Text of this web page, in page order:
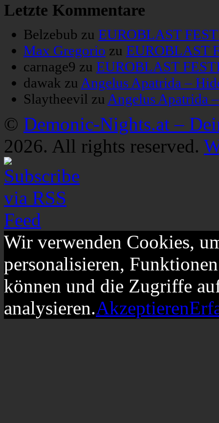
Letzte Kommentare
Belzebub zu EUROBLAST
Max Gregorio zu EUROBLAST
carnage9 zu EUROBLAST
dawak zu Angelus Apatrida –
Slaytheevil zu Angelus Apatrida
© Demonic-Nights.at –
2026. All rights reserved.
Wir verwenden Cookies,
personalisieren,
können und die Zugriffe
analysieren.Akzeptieren